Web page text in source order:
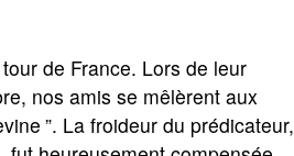
de France. Lors de leur
nos amis se mêlèrent aux
”. La froideur du prédicateur,